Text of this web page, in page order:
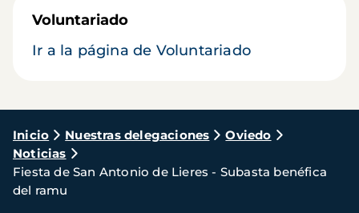
Voluntariado
Ir a la página de Voluntariado
Ruta
de
navegación
Inicio Nuestras delegaciones
Oviedo
Noticias
Fiesta de San Antonio de Lieres - Subasta benéfica
del ramu